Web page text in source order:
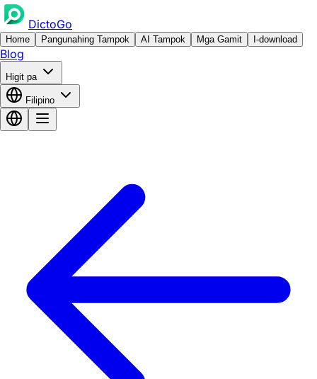
DictoGo
Home Pangunahing Tampok AI Tampok Mga Gamit I-download
Blog
Higit pa
Filipino